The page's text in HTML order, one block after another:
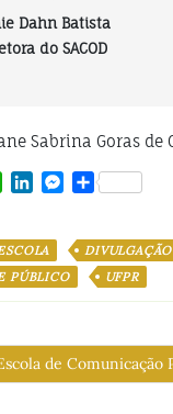
Dahn Batista
do SACOD
Sabrina Goras
WhatsApp
LinkedInMessenger
Share
PÚBLICO
UFPR
de Comunicação